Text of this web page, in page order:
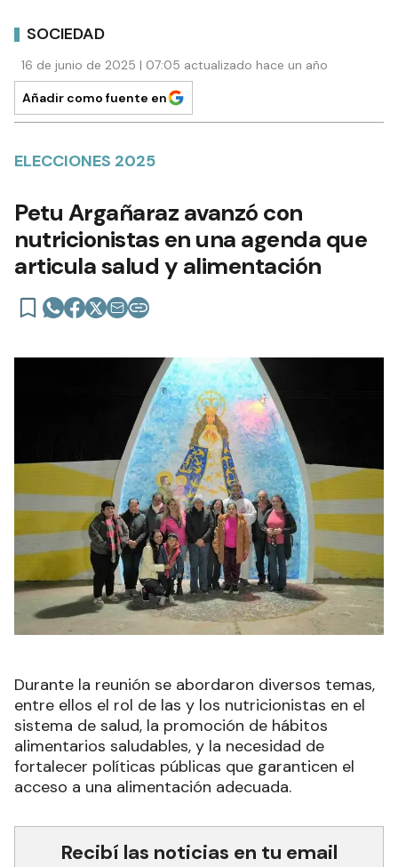
SOCIEDAD
16 de junio de 2025 | 07:05 actualizado hace un año
Añadir como fuente en
ELECCIONES 2025
Petu Argañaraz avanzó con
nutricionistas en una agenda que
articula salud y alimentación
Durante la reunión se abordaron diversos temas,
entre ellos el rol de las y los nutricionistas en el
sistema de salud, la promoción de hábitos
alimentarios saludables, y la necesidad de
fortalecer políticas públicas que garanticen el
acceso a una alimentación adecuada.
Recibí las noticias en tu email